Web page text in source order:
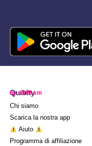
Quibity
by eSIM.sm
Chi siamo
Scarica la nostra app
Aiuto
Programma di affiliazione